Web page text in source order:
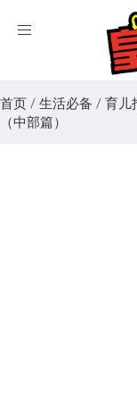
Toggle
首页 / 生活必备 / 育儿
（中部篇）